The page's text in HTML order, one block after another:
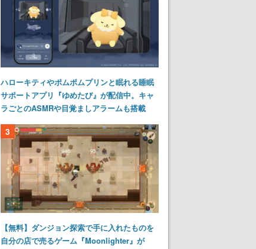
ハローキティやポムポムプリンと眠れる睡眠
サポートアプリ『ゆめたび』が配信中。キャ
ラごとのASMRや目覚ましアラームも搭載
3
【無料】ダンジョン探索で手に入れたものを
自分の店で売るゲーム『Moonlighter』が